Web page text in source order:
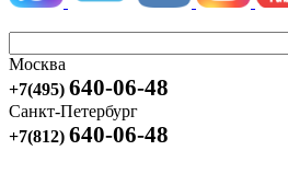
Москва
+7(495) 640-06-48
Санкт-Петербург
+7(812) 640-06-48